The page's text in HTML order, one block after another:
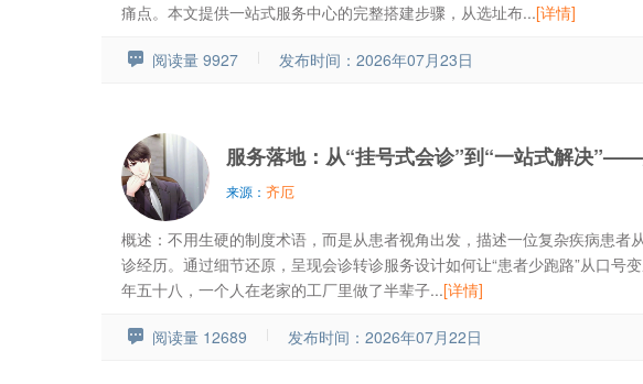
痛点。本文提供一站式服务中心的完整搭建步骤，从选址布...[详情]
阅读量 9927 发布时间：2026年07月23日
服务落地：从“挂号式会诊”到“一站式解决
来源： 齐厄
概述：不用生硬的制度术语，而是从患者视角出发，描述一位复杂疾病患者
诊经历。通过细节还原，呈现会诊转诊服务设计如何让“患者少跑路”从口号
年五十八，一个人在老家的工厂里做了半辈子...[详情]
阅读量 12689 发布时间：2026年07月22日